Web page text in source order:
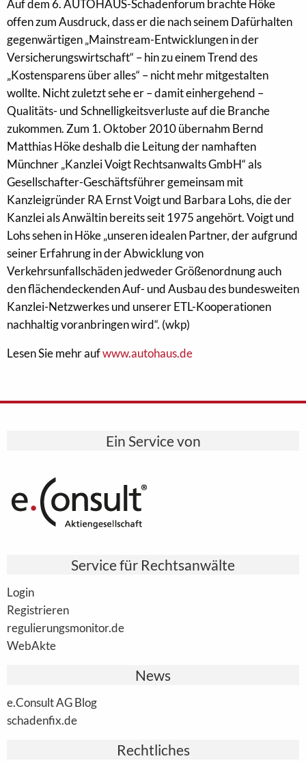
Auf dem 6. AUTOHAUS-Schadenforum brachte Höke
offen zum Ausdruck, dass er die nach seinem Dafürhalten
gegenwärtigen „Mainstream-Entwicklungen in der
Versicherungswirtschaft“ – hin zu einem Trend des
„Kostensparens über alles“ – nicht mehr mitgestalten
wollte. Nicht zuletzt sehe er – damit einhergehend –
Qualitäts- und Schnelligkeitsverluste auf die Branche
zukommen. Zum 1. Oktober 2010 übernahm Bernd
Matthias Höke deshalb die Leitung der namhaften
Münchner „Kanzlei Voigt Rechtsanwalts GmbH“ als
Gesellschafter-Geschäftsführer gemeinsam mit
Kanzleigründer RA Ernst Voigt und Barbara Lohs, die der
Kanzlei als Anwältin bereits seit 1975 angehört. Voigt und
Lohs sehen in Höke „unseren idealen Partner, der aufgrund
seiner Erfahrung in der Abwicklung von
Verkehrsunfallschäden jedweder Größenordnung auch
den flächendeckenden Auf- und Ausbau des bundesweiten
Kanzlei-Netzwerkes und unserer ETL-Kooperationen
nachhaltig voranbringen wird“. (wkp)
Lesen Sie mehr aufwww.autohaus.de
Ein Service von
Service für Rechtsanwälte
Login
Registrieren
regulierungsmonitor.de
WebAkte
News
e.Consult AG Blog
schadenfix.de
Rechtliches